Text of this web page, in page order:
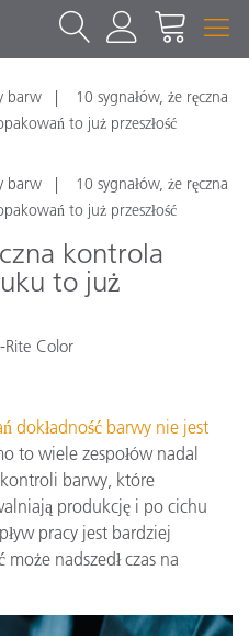
barw
10 sygnałów, że ręczna
to już przeszłość
barw
10 sygnałów, że ręczna
to już przeszłość
kontrola
to już
Color
dokładność barwy nie jest
to wiele zespołów nadal
barwy, które
produkcję i po cichu
pracy jest bardziej
nadszedł czas na